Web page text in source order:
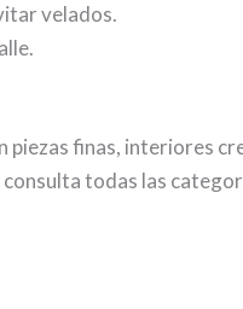
velados.
finas, interiores
todas las